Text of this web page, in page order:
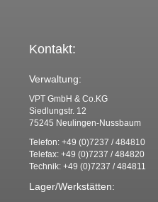
Kontakt:
Verwaltung:
VPT GmbH & Co.KG
Siedlungstr. 12
75245 Neulingen-Nussbaum
Telefon: +49 (0)7237 / 484810
Telefax: +49 (0)7237 / 484820
Technik: +49 (0)7237 / 484811
Lager/Werkstätten: